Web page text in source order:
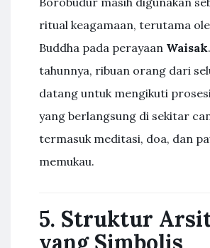
ritual keagamaan, terutama
Buddha pada perayaan Waisak
tahunnya, ribuan orang dari
datang untuk mengikuti
yang berlangsung di sekitar
termasuk meditasi, doa, dan
memukau.
5. Struktur
yang Simbolis